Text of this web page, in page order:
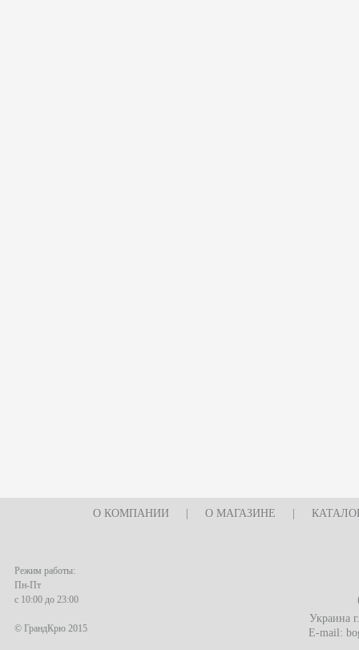
О КОМПАНИИ О МАГАЗИНЕ
Режим работы:
Пн-Пт
с 10:00 до 23:00
© ГрандКрю 2015
Украина
E-mail: